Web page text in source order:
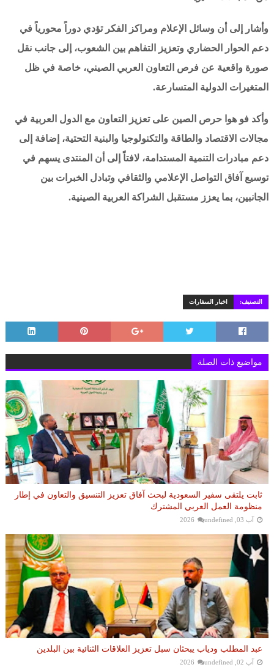
وأشار إلى أن وسائل الإعلام ومراكز الفكر تؤدي دوراً محورياً في
دعم الحوار الحضاري وتعزيز التفاهم بين الشعوب، إلى جانب نقل
صورة واقعية عن فرص التعاون العربي الصيني، خاصة في ظل
المتغيرات الدولية المتسارعة.
وأكد فو هوا حرص الصين على تعزيز التعاون مع الدول العربية في
مجالات الاقتصاد والطاقة والتكنولوجيا والبنية التحتية، إضافة إلى
دعم مبادرات التنمية المستدامة، لافتاً إلى أن المنتدى يسهم في
توسيع آفاق التواصل الإعلامي والثقافي وتبادل الخبرات بين
الجانبين، بما يعزز مستقبل الشراكة العربية الصينية.
التصنيف: اخبار السفارات
مواضيع ذات الصلة
ثابت يلتقى سفير السعودية لبحث آفاق تعزيز التنسيق والتعاون في إطار
منظومة العمل العربي المشترك
آب 03, 2026 undefined
عبد المطلب ودياب يبحثان سبل تعزيز العلاقات الثنائية بين البلدين
آب 02, 2026 undefined